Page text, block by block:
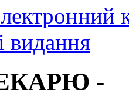
видання
-